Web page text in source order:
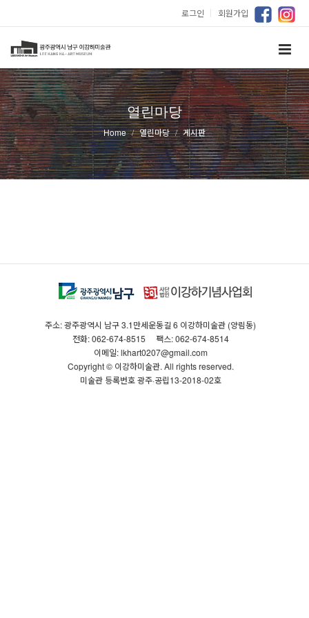
로그인 ｜ 회원가입
열린마당
Home 열린마당 게시판
주소: 광주광역시 남구 3.1만세운동길 6 이강하미술관 (양림동)
전화: 062-674-8515
팩스: 062-674-8514
이메일: lkhart0207@gmail.com
Copyright © 이강하미술관. All rights reserved.
미술관 등록번호 광주·공립13-2018-02호